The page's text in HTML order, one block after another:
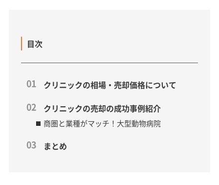
目次
クリニックの相場・売却価格について
クリニックの売却の成功事例紹介
商圏と業種がマッチ！大型動物病院
まとめ